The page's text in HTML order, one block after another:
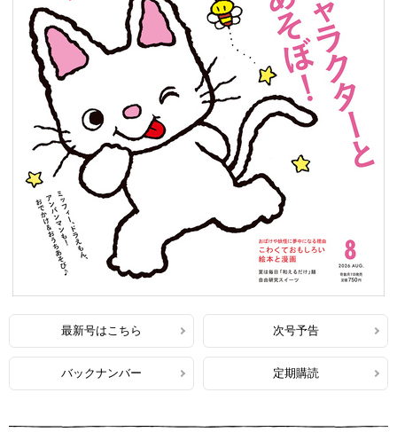
最新号はこちら 次号予告
バックナンバー 定期購読